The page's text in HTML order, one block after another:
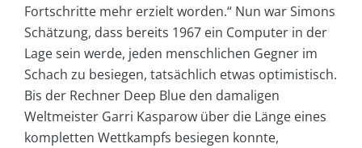
Fortschritte mehr erzielt worden.“ Nun war Simons
Schätzung, dass bereits 1967 ein Computer in der
Lage sein werde, jeden menschlichen Gegner im
Schach zu besiegen, tatsächlich etwas optimistisch.
Bis der Rechner Deep Blue den damaligen
Weltmeister Garri Kasparow über die Länge eines
kompletten Wettkampfs besiegen konnte,